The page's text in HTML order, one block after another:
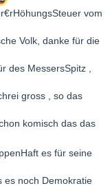
vom
Volk, danke für die
des MessersSpitz ,
gross , so das
komisch das das
es für seine
es noch Demokratie